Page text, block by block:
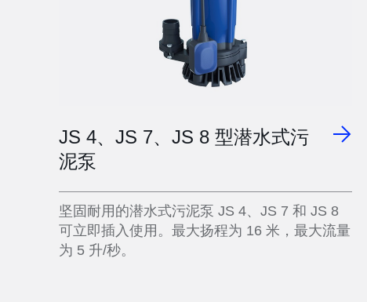
JS 4、JS 7、JS 8 型潜水式污
泥泵
坚固耐用的潜水式污泥泵 JS 4、JS 7 和 JS 8
可立即插入使用。最大扬程为 16 米，最大流量
为 5 升/秒。